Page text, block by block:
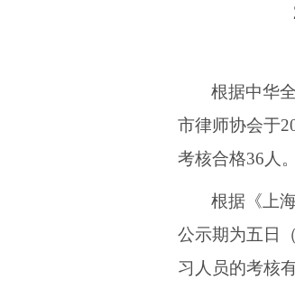
根据中华
市律师协会于
考核合格36 人。
根据《上
公示期为五日
习人员的考核